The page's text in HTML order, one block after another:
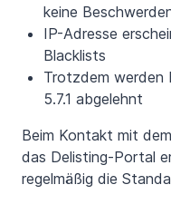
keine
IP-Adresse
Blacklists
Trotzdem werden
5.7.1 abgelehnt
Beim Kontakt mit
das Delisting-Portal
regelmäßig die